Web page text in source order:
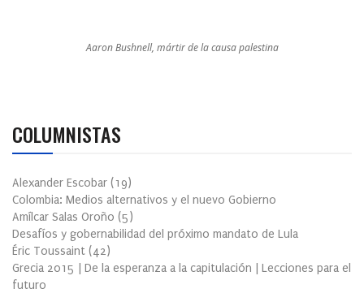
Aaron Bushnell, mártir de la causa palestina
COLUMNISTAS
Alexander Escobar (19)
Colombia: Medios alternativos y el nuevo Gobierno
Amílcar Salas Oroño (5)
Desafíos y gobernabilidad del próximo mandato de Lula
Éric Toussaint (42)
Grecia 2015 | De la esperanza a la capitulación | Lecciones para el
futuro